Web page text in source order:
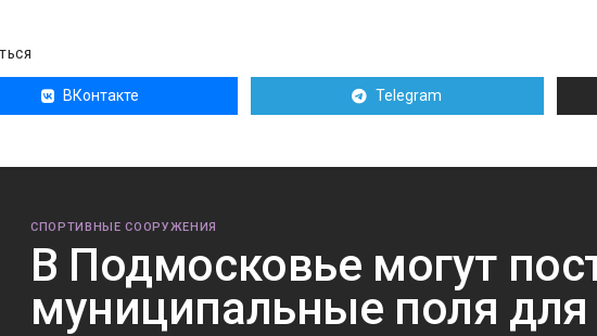
ВКонтакте Telegram
СПОРТИВНЫЕ СООРУЖЕНИЯ
В Подмосковье могут
муниципальные поля для